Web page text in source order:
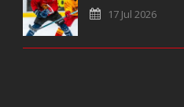
17 Jul 2026